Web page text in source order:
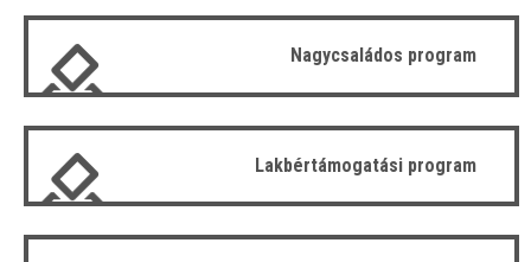
Nagycsaládos program
Lakbértámogatási program